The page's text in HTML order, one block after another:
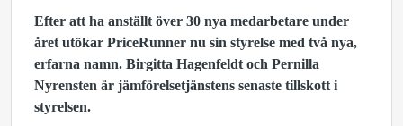
Efter att ha anställt över 30 nya medarbetare under
året utökar PriceRunner nu sin styrelse med två nya,
erfarna namn. Birgitta Hagenfeldt och Pernilla
Nyrensten är jämförelsetjänstens senaste tillskott i
styrelsen.